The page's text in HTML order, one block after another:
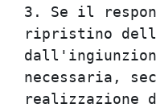
3. Se il
ripristino